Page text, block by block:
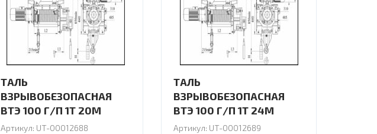
ТАЛЬ
ВЗРЫВОБЕЗОПАСНАЯ
ВТЭ 100 Г/П 1Т 20М
Артикул: UT-00012688
ТАЛЬ
ВЗРЫВОБЕЗОПАСНАЯ
ВТЭ 100 Г/П 1Т 24М
Артикул: UT-00012689